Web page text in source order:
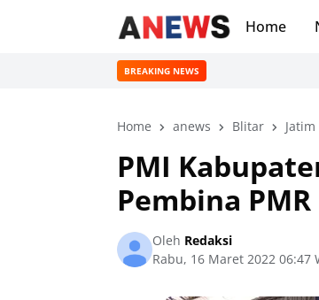
Home
BREAKING NEWS
Home anews Blitar Jatim
PMI
Pembina PMR
Oleh Redaksi
Rabu, 16 Maret 2022 06:47